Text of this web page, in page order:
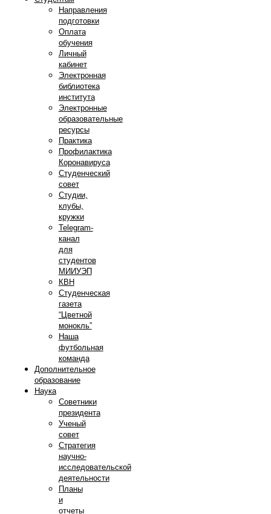
Направления
подготовки
Оплата
обучения
Личный
кабинет
Электронная
библиотека
института
Электронные
образовательные
ресурсы
Практика
Профилактика
Коронавируса
Студенческий
совет
Студии,
клубы,
кружки
Telegram-
канал
для
студентов
МИИУЭП
КВН
Студенческая
газета
“Цветной
монокль”
Наша
футбольная
команда
Дополнительное
образование
Наука
Советники
президента
Ученый
совет
Стратегия
научно-
исследовательской
деятельности
Планы
и
отчеты